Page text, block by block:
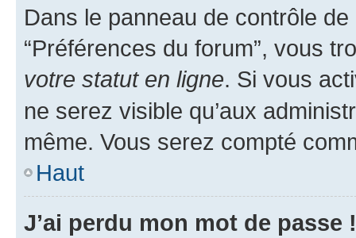
Dans le panneau de contrôle
“Préférences du forum”, vous
votre statut en ligne. Si vous
ne serez visible qu’aux
même. Vous serez compté
Haut
J’ai perdu mon mot de passe !